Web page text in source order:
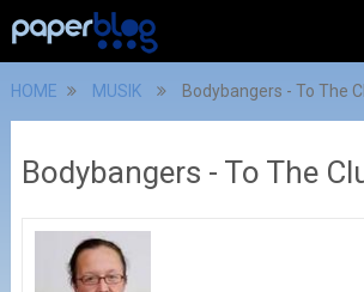
HOME MUSIK Bodybangers - To The
Bodybangers - To The